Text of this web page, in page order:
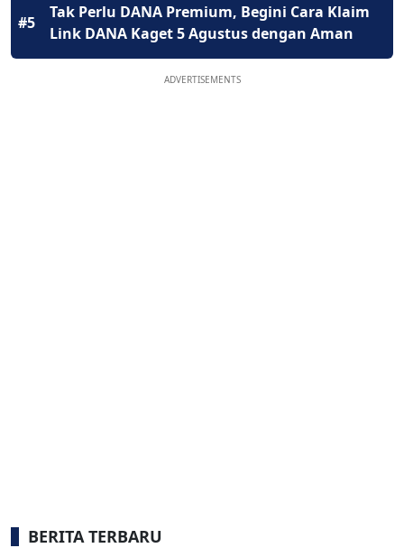
#5
Tak Perlu DANA Premium, Begini Cara Klaim
Link DANA Kaget 5 Agustus dengan Aman
ADVERTISEMENTS
BERITA TERBARU